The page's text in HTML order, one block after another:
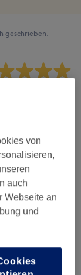
geschrieben.
von
auch
Webseite an
und